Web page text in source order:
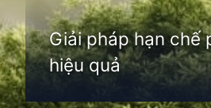
Giải pháp hạn chế
hiệu quả